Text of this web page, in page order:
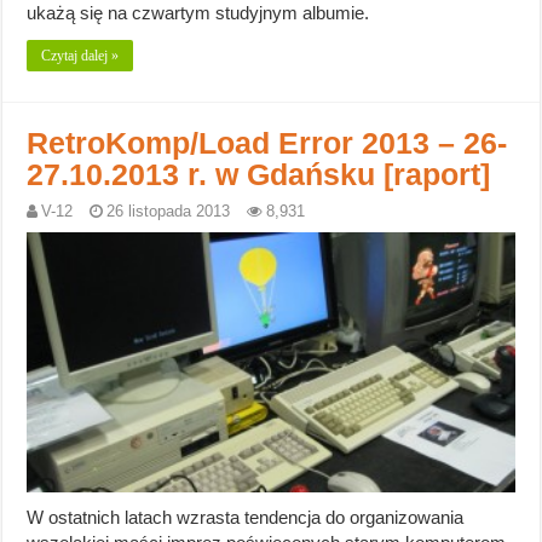
ukażą się na czwartym studyjnym albumie.
Czytaj dalej »
RetroKomp/Load Error 2013 – 26-
27.10.2013 r. w Gdańsku [raport]
V-12 26 listopada 2013 8,931
W ostatnich latach wzrasta tendencja do organizowania